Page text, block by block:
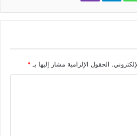
الحقول الإلزامية مشار إليها بـ*